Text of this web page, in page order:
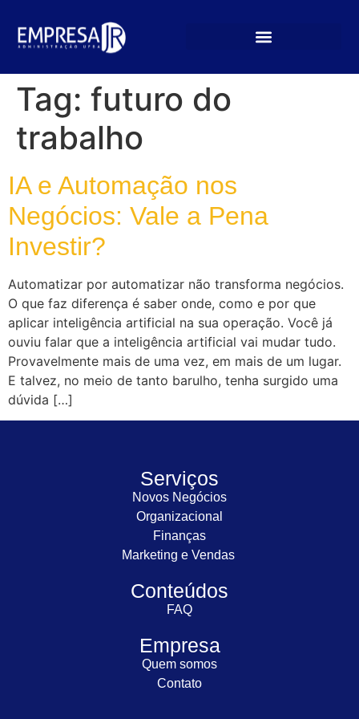
Tag: futuro do
trabalho
IA e Automação nos
Negócios: Vale a Pena
Investir?
Automatizar por automatizar não transforma negócios.
O que faz diferença é saber onde, como e por que
aplicar inteligência artificial na sua operação. Você já
ouviu falar que a inteligência artificial vai mudar tudo.
Provavelmente mais de uma vez, em mais de um lugar.
E talvez, no meio de tanto barulho, tenha surgido uma
dúvida […]
Serviços
Novos Negócios
Organizacional
Finanças
Marketing e Vendas
Conteúdos
FAQ
Empresa
Quem somos
Contato